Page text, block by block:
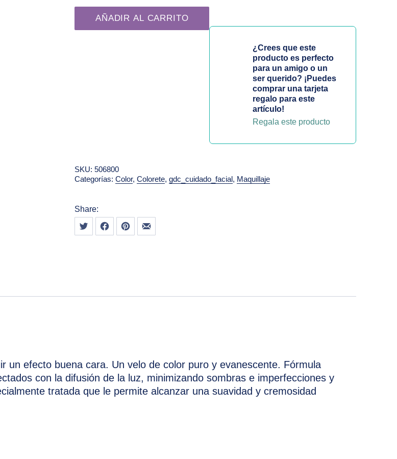
Colorete en Polvo Candy Floss | Maquillaje cantidad
AÑADIR AL CARRITO
¿Crees que este
producto es perfecto
para un amigo o un
ser querido? ¡Puedes
comprar una tarjeta
regalo para este
artículo!
Regala este producto
SKU: 506800
Categorías: Color, Colorete, gdc_cuidado_facial, Maquillaje
Share:
Tweet Share on Facebook
Share on Pinterest
Share by Email
un efecto buena cara. Un velo de color puro y evanescente. Fórmula
con la difusión de la luz, minimizando sombras e imperfecciones y
tratada que le permite alcanzar una suavidad y cremosidad